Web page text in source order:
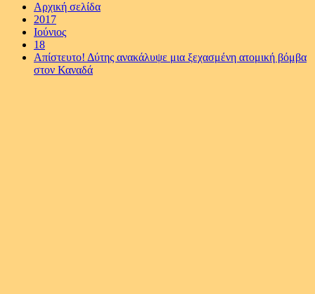
Αρχική σελίδα
2017
Ιούνιος
18
Απίστευτο! Δύτης ανακάλυψε μια ξεχασμένη ατομική βόμβα
στον Καναδά